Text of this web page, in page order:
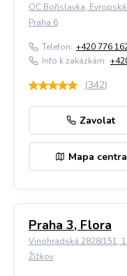
OC Bořislavka,
Praha 6
Telefon: +420 776
Info k zakázkám:
(342)
Zavolat
Mapa centra
Praha 3, Flora
Vinohradská 2828/151,
Žižkov